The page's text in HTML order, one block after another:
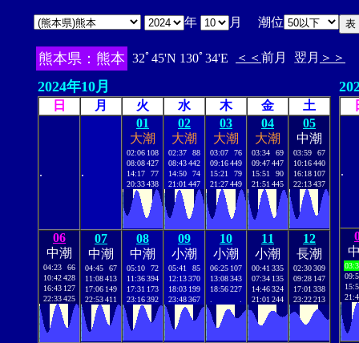
年 月 潮位
熊本県：熊本 32ﾟ45'N 130ﾟ34'E ＜＜ 前月 翌月 ＞＞
2024年10月
日 月 火 水 木 金 土
. .
01
大潮
02:06 108
08:08427
14:17
77
20:33438
02
大潮
02:37
88
08:43442
14:50
74
21:01 447
03
大潮
03:07
76
09:16449
15:21
79
21:27449
04
大潮
03:34
69
09:47447
15:51
90
21:51 445
05
中潮
03:59
67
10:16440
16:18 107
22:13437
06
中潮
04:23
66
10:42428
16:43 127
22:33425
07
中潮
04:45
67
11:08413
17:06 149
22:53411
08
中潮
05:10
72
11:36394
17:31 173
23:16392
09
小潮
05:41
85
12:13370
18:03 199
23:48367
10
小潮
06:25 107
13:08343
18:56227
11
小潮
00:41 335
07:34 135
14:46324
21:01 244
12
長潮
02:30309
09:28 147
17:01 338
23:22213
.